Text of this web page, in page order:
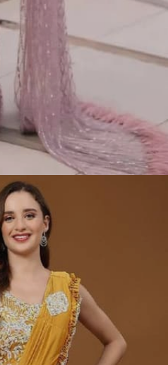
नेट साडी
साडी पार्टी वेअर लूकसाठी
आणि स्टायलिश डिझाइन सर्व
छान दिसतं.